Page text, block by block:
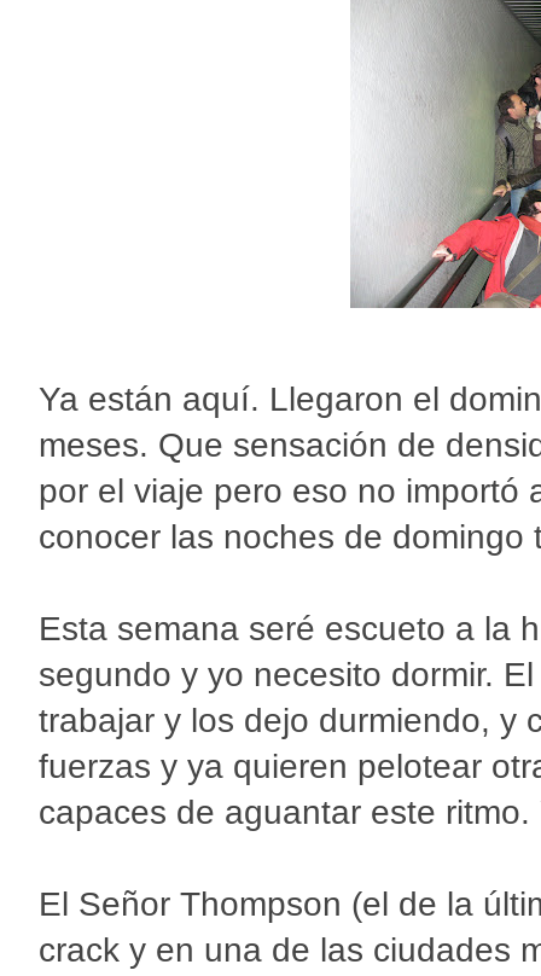
Ya están aquí. Llegaron el
meses. Que sensación de
por el viaje pero eso no importó
conocer las noches de domingo
Esta semana seré escueto a la
segundo y yo necesito dormir.
trabajar y los dejo durmiendo, y
fuerzas y ya quieren pelotear
capaces de aguantar este
El Señor Thompson (el de la
crack y en una de las ciudades